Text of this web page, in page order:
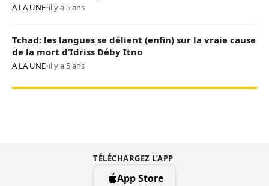
A LA UNE•il y a 5 ans
Tchad: les langues se délient (enfin) sur la vraie cause
de la mort d’Idriss Déby Itno
A LA UNE•il y a 5 ans
TÉLÉCHARGEZ L’APP
App Store